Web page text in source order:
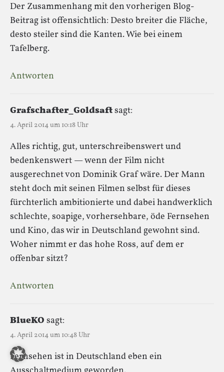
Der Zusammenhang mit den vorherigen Blog-
Beitrag ist offensichtlich: Desto breiter die Fläche,
desto steiler sind die Kanten. Wie bei einem
Tafelberg.
Antworten
Grafschafter_Goldsaftsagt:
4. April 2014 um 10:18 Uhr
Alles richtig, gut, unterschreibenswert und
bedenkenswert — wenn der Film nicht
ausgerechnet von Dominik Graf wäre. Der Mann
steht doch mit seinen Filmen selbst für dieses
fürchterlich ambitionierte und dabei handwerklich
schlechte, soapige, vorhersehbare, öde Fernsehen
und Kino, das wir in Deutschland gewohnt sind.
Woher nimmt er das hohe Ross, auf dem er
offenbar sitzt?
Antworten
BlueKO sagt:
4. April 2014 um 10:48 Uhr
Fernsehen ist in Deutschland eben ein